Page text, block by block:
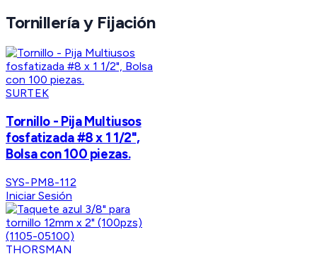
Tornillería y Fijación
SURTEK
Tornillo - Pija Multiusos
fosfatizada #8 x 1 1/2",
Bolsa con 100 piezas.
SYS-PM8-112
Iniciar Sesión
THORSMAN